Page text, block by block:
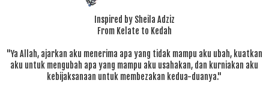
Inspired by Sheila Adziz
From Kelate to Kedah
"Ya Allah, ajarkan aku menerima apa yang tidak mampu aku ubah, kuatkan
aku untuk mengubah apa yang mampu aku usahakan, dan kurniakan aku
kebijaksanaan untuk membezakan kedua-duanya."